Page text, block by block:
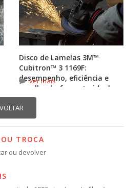
Disco de Lamelas 3M™
Cubitron™ 3 1169F:
desempenho, eficiência e
escolha do formato ideal
ver mais
TROCA
ou devolver